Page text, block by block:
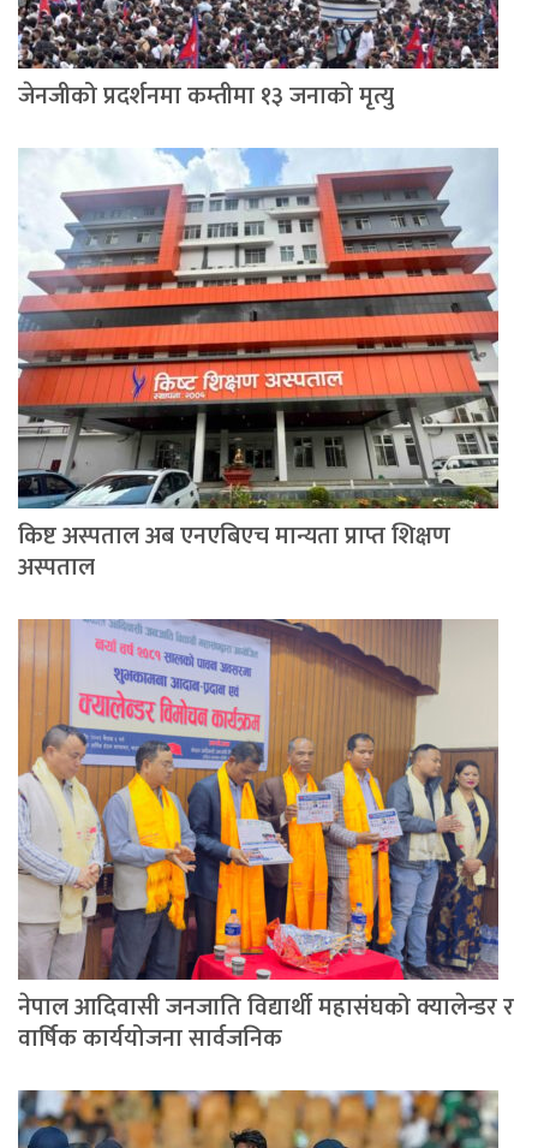
जेनजीको प्रदर्शनमा कम्तीमा १३ जनाको मृत्यु
किष्ट अस्पताल अब एनएबिएच मान्यता प्राप्त शिक्षण
अस्पताल
नेपाल आदिवासी जनजाति विद्यार्थी महासंघको क्यालेन्डर र
वार्षिक कार्ययोजना सार्वजनिक